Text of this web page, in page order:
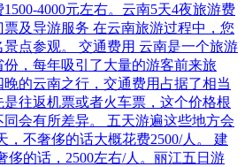
4000元左右。云南5天4夜旅游费
票及导游服务 在云南旅游过程中，您
点参观。 交通费用 云南是一个旅游
，每年吸引了大量的游客前来旅
的云南之行，交通费用占据了相当
往返机票或者火车票，这个价格根
会有所差异。 五天游遍这些地方会
，不奢侈的话大概花费2500/人。 建
侈的话，2500左右/人。丽江五日游